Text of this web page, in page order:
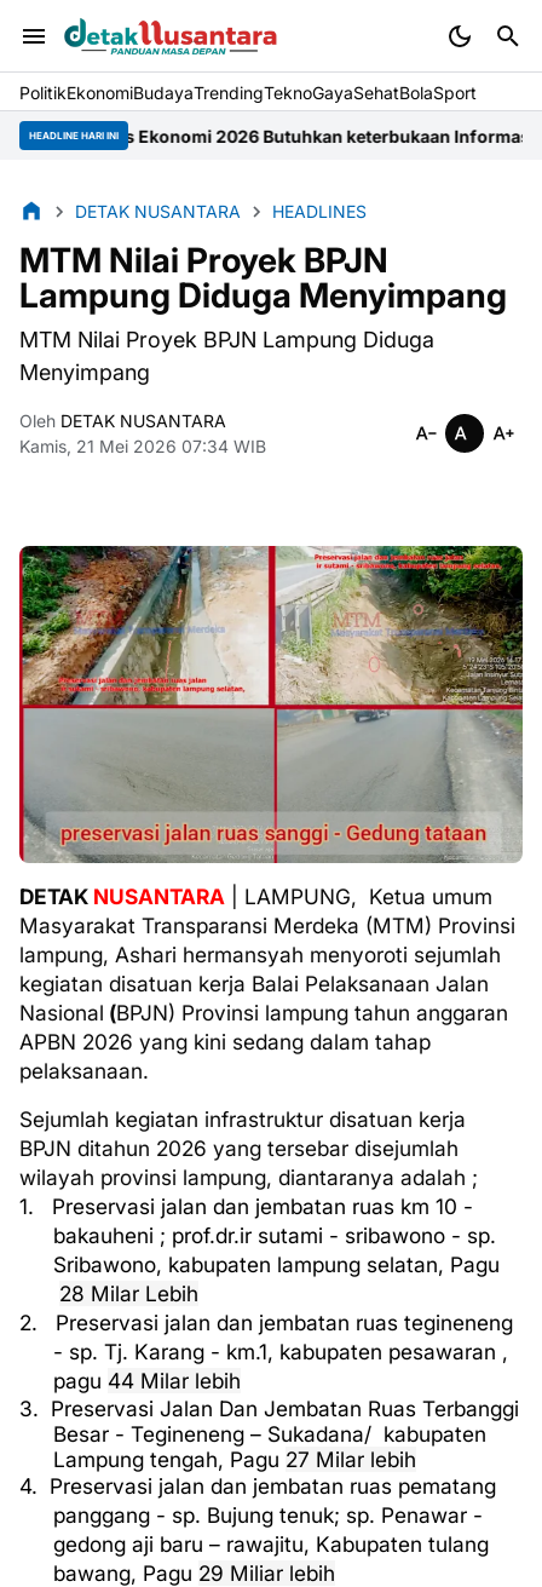
PolitikEkonomiBudayaTrendingTeknoGayaSehatBolaSport
HEADLINE HARI INI
Ekonomi 2026 Butuhkan keterbukaan Informasi Masyarakat
DETAK NUSANTARA HEADLINES
MTM Nilai Proyek BPJN
Lampung Diduga Menyimpang
MTM Nilai Proyek BPJN Lampung Diduga
Menyimpang
Oleh DETAK NUSANTARA
Kamis, 21 Mei 2026 07:34 WIB
DETAK NUSANTARA | LAMPUNG, Ketua umum
Masyarakat Transparansi Merdeka (MTM) Provinsi
lampung, Ashari hermansyah menyoroti sejumlah
kegiatan disatuan kerja Balai Pelaksanaan Jalan
Nasional (BPJN) Provinsi lampung tahun anggaran
APBN 2026 yang kini sedang dalam tahap
pelaksanaan.
Sejumlah kegiatan infrastruktur disatuan kerja
BPJN ditahun 2026 yang tersebar disejumlah
wilayah provinsi lampung, diantaranya adalah ;
1.
Preservasi jalan dan jembatan ruas km 10 -
bakauheni ; prof.dr.ir sutami - sribawono - sp.
Sribawono, kabupaten lampung selatan, Pagu
28 Milar Lebih
2.
Preservasi jalan dan jembatan ruas tegineneng
- sp. Tj. Karang - km.1, kabupaten pesawaran ,
pagu 44 Milar lebih
3. Preservasi Jalan Dan Jembatan Ruas Terbanggi
Besar - Tegineneng – Sukadana/ kabupaten
Lampung tengah, Pagu 27 Milar lebih
4. Preservasi jalan dan jembatan ruas pematang
panggang - sp. Bujung tenuk; sp. Penawar -
gedong aji baru – rawajitu, Kabupaten tulang
bawang, Pagu 29 Miliar lebih